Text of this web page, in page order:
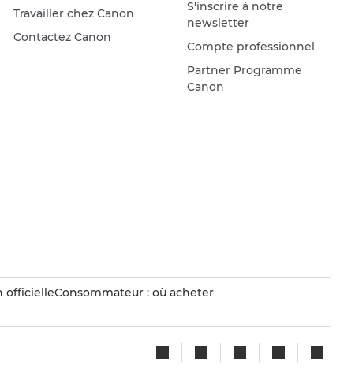
Travailler chez Canon
Contactez Canon
S'inscrire à notre
newsletter
Compte professionnel
Partner Programme
Canon
officielleConsommateur : où acheter